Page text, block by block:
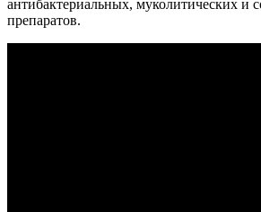
антибактериальных, муколитических и
препаратов.